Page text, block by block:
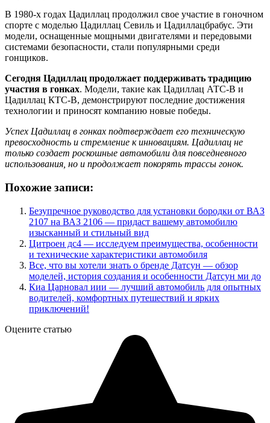
В 1980-х годах Цадиллац продолжил свое участие в гоночном
спорте с моделью Цадиллац Севиль и Цадиллацбрабус. Эти
модели, оснащенные мощными двигателями и передовыми
системами безопасности, стали популярными среди
гонщиков.
Сегодня Цадиллац продолжает поддерживать традицию
участия в гонках. Модели, такие как Цадиллац АТС-В и
Цадиллац КТС-В, демонстрируют последние достижения
технологии и приносят компанию новые победы.
Успех Цадиллац в гонках подтверждает его техническую
превосходность и стремление к инновациям. Цадиллац не
только создает роскошные автомобили для повседневного
использования, но и продолжает покорять трассы гонок.
Похожие записи:
Безупречное руководство для установки бородки от ВАЗ
2107 на ВАЗ 2106 — придаст вашему автомобилю
изысканный и стильный вид
Цитроен дс4 — исследуем преимущества, особенности
и технические характеристики автомобиля
Все, что вы хотели знать о бренде Датсун — обзор
моделей, история создания и особенности Датсун ми до
Киа Царновал иии — лучший автомобиль для опытных
водителей, комфортных путешествий и ярких
приключений!
Оцените статью